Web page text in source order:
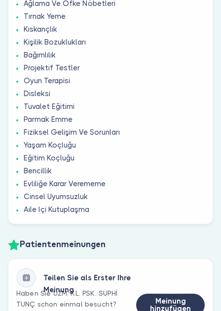
Ağlama Ve Öfke Nöbetleri
Tırnak Yeme
Kıskançlık
Kişilik Bozuklukları
Bağımlılık
Projektif Testler
Oyun Terapisi
Disleksi
Tuvalet Eğitimi
Parmak Emme
Fiziksel Gelişim Ve Sorunları
Yaşam Koçluğu
Eğitim Koçluğu
Bencillik
Evliliğe Karar Verememe
Cinsel Uyumsuzluk
Aile Içi Kutuplaşma
Patientenmeinungen
Teilen Sie als Erster Ihre
Meinung
Haben Sie UZM. KL. PSK. SUPHİ
TUNÇ schon einmal besucht?
Meinung
hinzufügen